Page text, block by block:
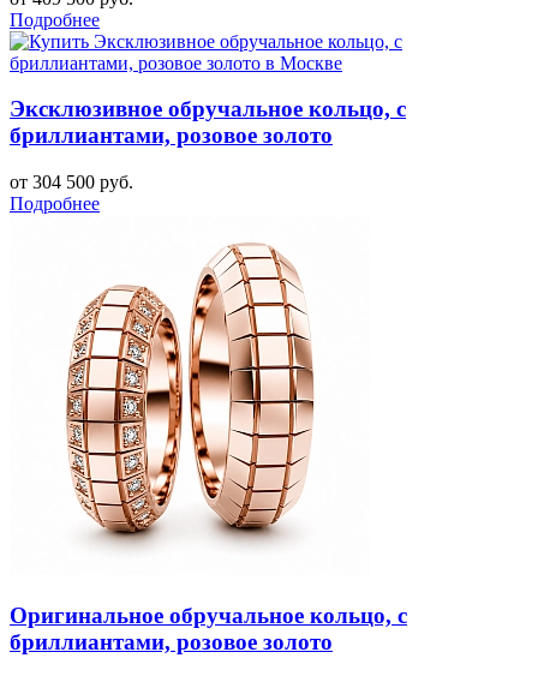
Подробнее
Эксклюзивное обручальное кольцо, с
бриллиантами, розовое золото
от 304 500 руб.
Подробнее
Оригинальное обручальное кольцо, с
бриллиантами, розовое золото